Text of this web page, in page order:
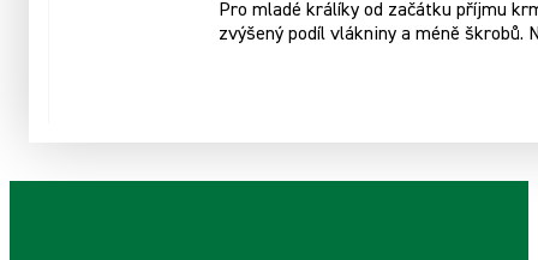
Pro mladé králíky od začátku příjmu
zvýšený podíl vlákniny a méně škrobů.